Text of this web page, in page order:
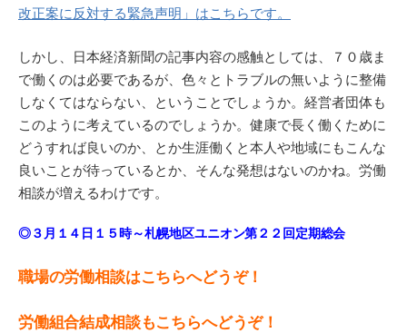
改正案に反対する緊急声明」はこちらです。
しかし、日本経済新聞の記事内容の感触としては、７０歳ま
で働くのは必要であるが、色々とトラブルの無いように整備
しなくてはならない、ということでしょうか。経営者団体も
このように考えているのでしょうか。健康で長く働くために
どうすれば良いのか、とか生涯働くと本人や地域にもこんな
良いことが待っているとか、そんな発想はないのかね。労働
相談が増えるわけです。
◎３月１４日１５時～札幌地区ユニオン第２２回定期総会
職場の労働相談はこちらへどうぞ！
労働組合結成相談もこちらへどうぞ！